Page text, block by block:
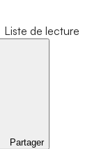
Liste de lecture
Partager